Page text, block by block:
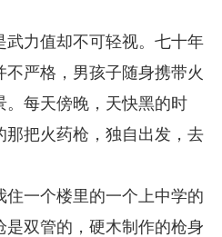
武力值却不可轻视。七十年
严格，男孩子随身携带火
。每天傍晚，天快黑的时
那把火药枪，独自出发，去
住一个楼里的一个上中学的
是双管的，硬木制作的枪身